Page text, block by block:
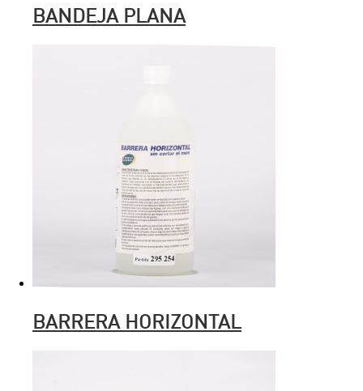
BANDEJA PLANA
BARRERA HORIZONTAL